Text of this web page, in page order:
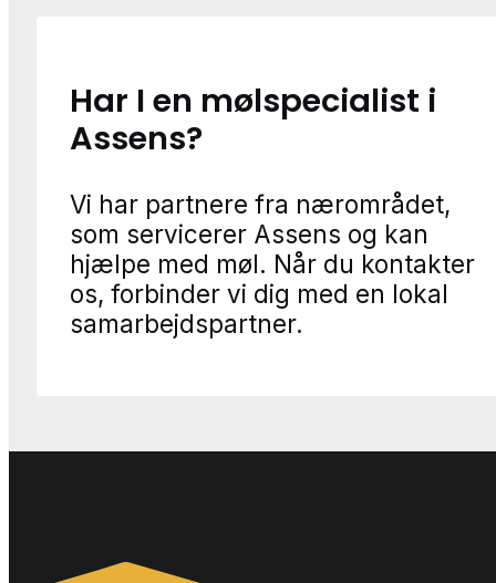
Har I en mølspecialist i
Assens?
Vi har partnere fra nærområdet,
som servicerer Assens og kan
hjælpe med møl. Når du kontakter
os, forbinder vi dig med en lokal
samarbejdspartner.